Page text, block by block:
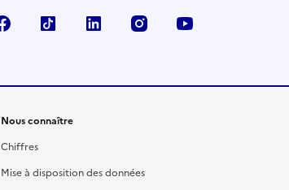
FacebookTikTok LinkedIn Instagram
Nous connaître
Chiffres
Mise à disposition des données